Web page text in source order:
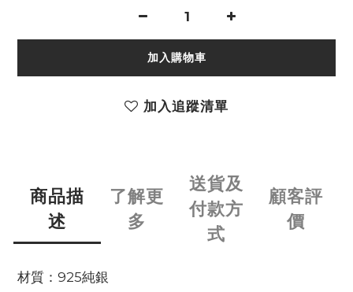
加入購物車
加入追蹤清單
商品描
述
了解更
多
送貨及
付款方
式
顧客評
價
材質：925純銀